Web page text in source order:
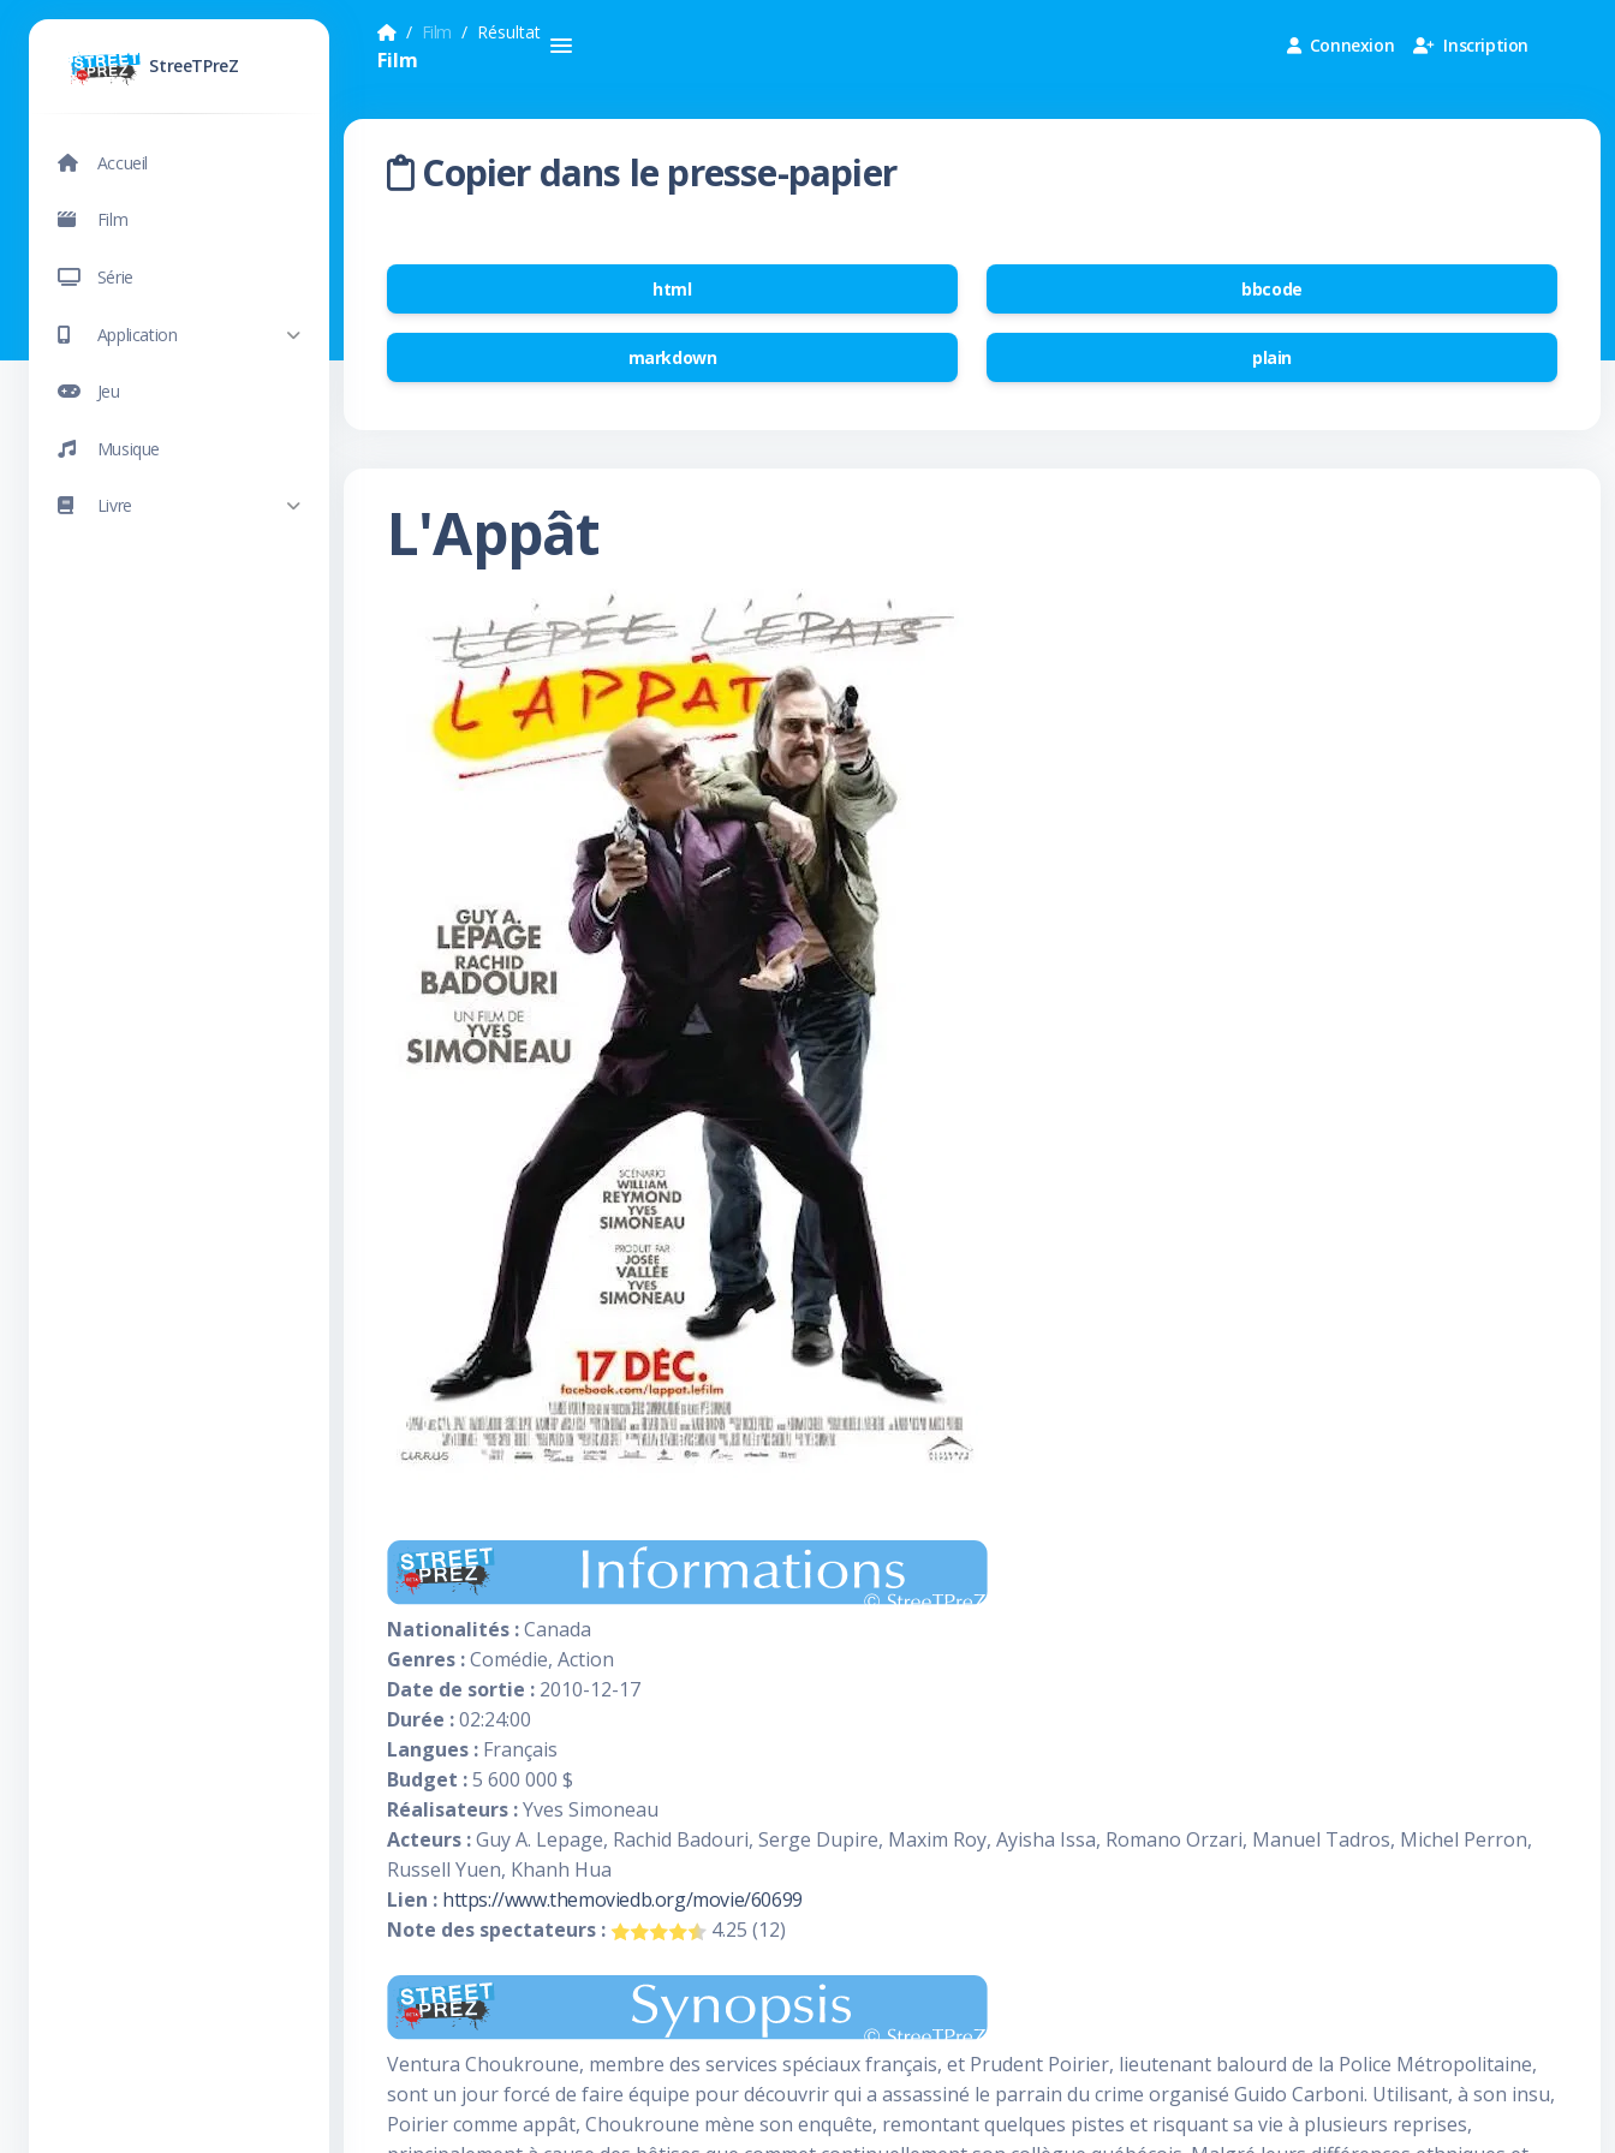
StreeTPreZ
Accueil
Film
Série
Application
Jeu
Musique
Livre
Film Résultat
Film
Connexion Inscription
Copier dans le presse-papier
html bbcode
markdown plain
L'Appât
Nationalités :Canada
Genres :Comédie, Action
Date de sortie : 2010-12-17
Durée :02:24:00
Langues : Français
Budget :5 600 000 $
Réalisateurs :Yves Simoneau
Acteurs :Guy A. Lepage, Rachid Badouri, Serge Dupire, Maxim Roy, Ayisha Issa, Romano Orzari, Manuel Tadros, Michel Perron,
Russell Yuen, Khanh Hua
Lien : https://www.themoviedb.org/movie/60699
Note des spectateurs :
4.25 (12)
Ventura Choukroune, membre des services spéciaux français, et Prudent Poirier, lieutenant balourd de la Police Métropolitaine,
sont un jour forcé de faire équipe pour découvrir qui a assassiné le parrain du crime organisé Guido Carboni. Utilisant, à son insu,
Poirier comme appât, Choukroune mène son enquête, remontant quelques pistes et risquant sa vie à plusieurs reprises,